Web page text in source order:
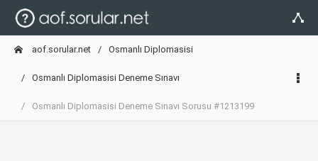
aof.sorular.net Osmanlı Diplomasisi
Osmanlı Diplomasisi Deneme Sınavı
Osmanlı Diplomasisi Deneme Sınavı Sorusu #1213199